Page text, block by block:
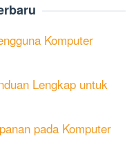
Komputer
Lengkap untuk
pada Komputer